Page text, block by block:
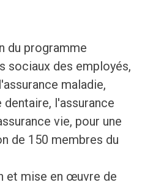
du programme
sociaux des employés,
maladie,
dentaire, l'assurance
vie, pour une
de 150 membres du
et mise en œuvre de